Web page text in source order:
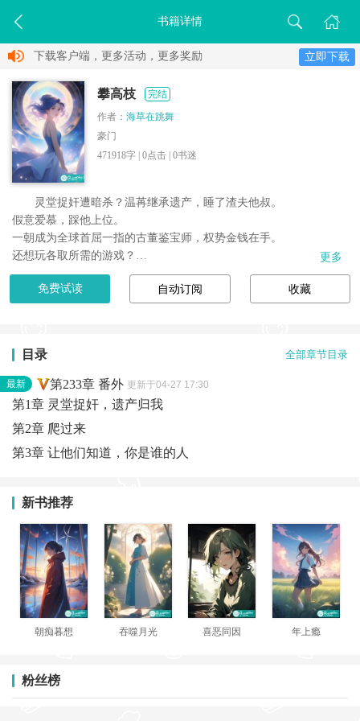
书籍详情
下载客户端，更多活动，更多奖励 立即下载
攀高枝
完结
作者： 海草在跳舞
豪门
471918字 | 0点击 | 0书迷
灵堂捉奸遭暗杀？温苒继承遗产，睡了渣夫他叔。
假意爱慕，踩他上位。
一朝成为全球首屈一指的古董鉴宝师，权势金钱在手。
还想玩各取所需的游戏？
她早就无心奉陪，去父留子。
谁知太子爷露出新打的舌钉，“夫人，今晚我当你的狗好不好？”
更多
免费试读 自动订阅 收藏
目录 全部章节目录
最新 第233章 番外 更新于04-27 17:30
第1章 灵堂捉奸，遗产归我
第2章 爬过来
第3章 让他们知道，你是谁的人
新书推荐
朝痴暮想 吞噬月光 喜恶同因 年上瘾
粉丝榜